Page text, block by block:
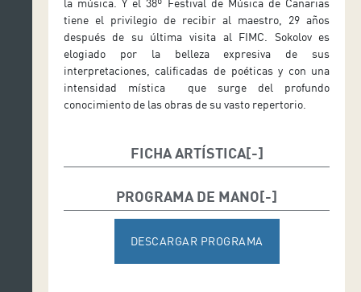
la música. Y el 38º Festival de Música de Canarias
tiene el privilegio de recibir al maestro, 29 años
después de su última visita al FIMC. Sokolov es
elogiado por la belleza expresiva de sus
interpretaciones, calificadas de poéticas y con una
intensidad mística que surge del profundo
conocimiento de las obras de su vasto repertorio.
FICHA ARTÍSTICA
PROGRAMA DE MANO
DESCARGAR PROGRAMA